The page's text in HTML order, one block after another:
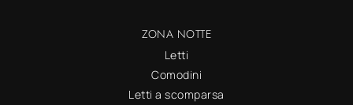
ZONA NOTTE
Letti
Comodini
Letti a scomparsa